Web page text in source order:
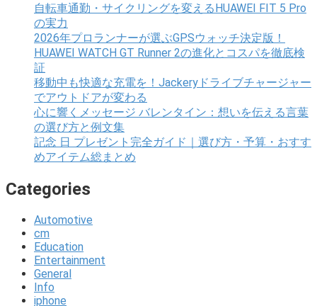
自転車通勤・サイクリングを変えるHUAWEI FIT 5 Pro
の実力
2026年プロランナーが選ぶGPSウォッチ決定版！
HUAWEI WATCH GT Runner 2の進化とコスパを徹底検
証
移動中も快適な充電を！Jackeryドライブチャージャー
でアウトドアが変わる
心に響くメッセージ バレンタイン：想いを伝える言葉
の選び方と例文集
記念 日 プレゼント完全ガイド｜選び方・予算・おすす
めアイテム総まとめ
Categories
Automotive
cm
Education
Entertainment
General
Info
iphone